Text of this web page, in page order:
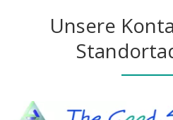
Unsere